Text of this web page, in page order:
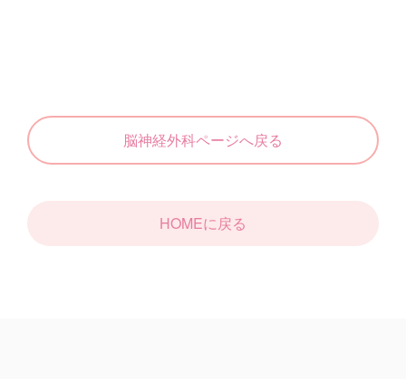
脳神経外科ページへ戻る
HOMEに戻る